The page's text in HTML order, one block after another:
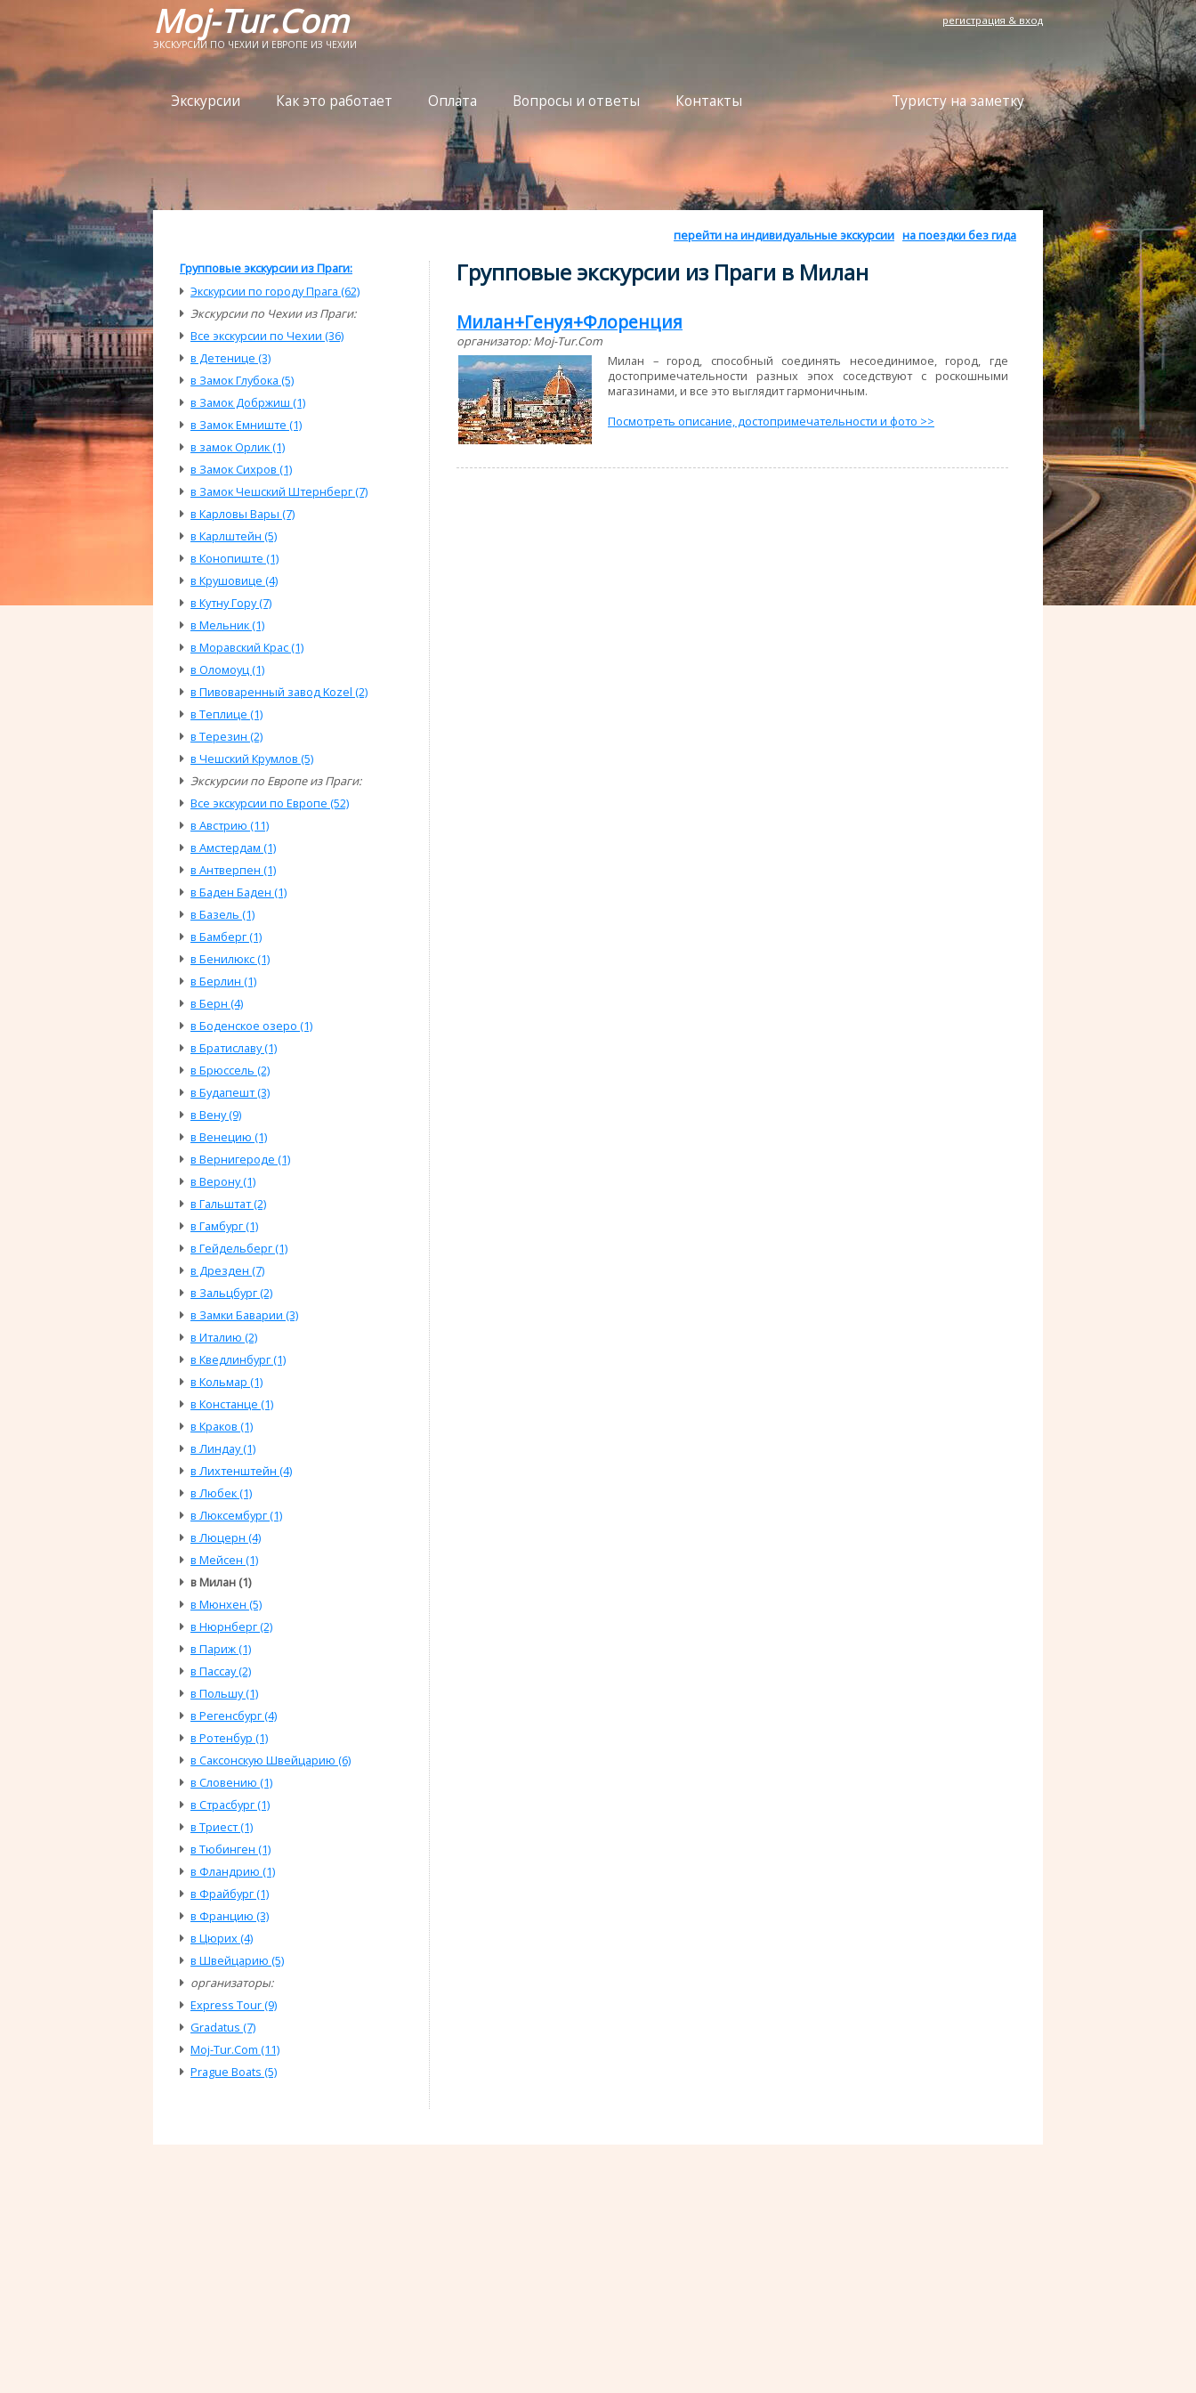
Moj-Tur.Com
ЭКСКУРСИИ ПО ЧЕХИИ И ЕВРОПЕ ИЗ ЧЕХИИ
регистрация & вход
Экскурсии Как это работает Оплата Вопросы и ответы Контакты Туристу на заметку
перейти на индивидуальные экскурсии на поездки без гида
Групповые экскурсии из Праги:
Экскурсии по городу Прага (62)
Экскурсии по Чехии из Праги:
Все экскурсии по Чехии (36)
в Детенице (3)
в Замок Глубока (5)
в Замок Добржиш (1)
в Замок Емниште (1)
в замок Орлик (1)
в Замок Сихров (1)
в Замок Чешский Штернберг (7)
в Карловы Вары (7)
в Карлштейн (5)
в Конопиште (1)
в Крушовице (4)
в Кутну Гору (7)
в Мельник (1)
в Моравский Крас (1)
в Оломоуц (1)
в Пивоваренный завод Kozel (2)
в Теплице (1)
в Терезин (2)
в Чешский Крумлов (5)
Экскурсии по Европе из Праги:
Все экскурсии по Европе (52)
в Австрию (11)
в Амстердам (1)
в Антверпен (1)
в Баден Баден (1)
в Базель (1)
в Бамберг (1)
в Бенилюкс (1)
в Берлин (1)
в Берн (4)
в Боденское озеро (1)
в Братиславу (1)
в Брюссель (2)
в Будапешт (3)
в Вену (9)
в Венецию (1)
в Вернигероде (1)
в Верону (1)
в Гальштат (2)
в Гамбург (1)
в Гейдельберг (1)
в Дрезден (7)
в Зальцбург (2)
в Замки Баварии (3)
в Италию (2)
в Кведлинбург (1)
в Кольмар (1)
в Констанце (1)
в Краков (1)
в Линдау (1)
в Лихтенштейн (4)
в Любек (1)
в Люксембург (1)
в Люцерн (4)
в Мейсен (1)
в Милан (1)
в Мюнхен (5)
в Нюрнберг (2)
в Париж (1)
в Пассау (2)
в Польшу (1)
в Регенсбург (4)
в Ротенбур (1)
в Саксонскую Швейцарию (6)
в Словению (1)
в Страсбург (1)
в Триест (1)
в Тюбинген (1)
в Фландрию (1)
в Фрайбург (1)
в Францию (3)
в Цюрих (4)
в Швейцарию (5)
организаторы:
Express Tour (9)
Gradatus (7)
Moj-Tur.Com (11)
Prague Boats (5)
Групповые экскурсии из Праги в Милан
Милан+Генуя+Флоренция
организатор:Moj-Tur.Com
Милан – город, способный соединять несоединимое, город, где
достопримечательности разных эпох соседствуют с роскошными
магазинами, и все это выглядит гармоничным.
Посмотреть описание, достопримечательности и фото >>